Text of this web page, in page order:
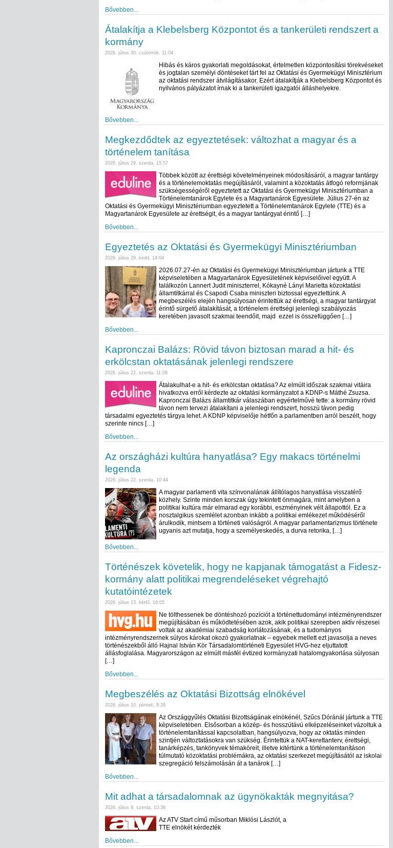
Bővebben...
Átalakítja a Klebelsberg Központot és a tankerületi rendszert a
kormány
2026. július 30. csütörtök, 11:04
Hibás és káros gyakorlati megoldásokat, értelmetlen központosítási törekvéseket
és jogtalan személyi döntéseket tárt fel az Oktatási és Gyermekügyi Minisztérium
az oktatási rendszer átvilágításakor. Ezért átalakítják a Klebelsberg Központot és
nyilvános pályázatot írnak ki a tankerületi igazgatói álláshelyekre.
Bővebben...
Megkezdődtek az egyeztetések: változhat a magyar és a
történelem tanítása
2026. július 29. szerda, 15:57
Többek között az érettségi követelményeinek módosításáról, a magyar tantárgy
és a történelemoktatás megújításáról, valamint a közoktatás átfogó reformjának
szükségességéről egyeztetett az Oktatási és Gyermekügyi Minisztériumban a
Történelemtanárok Egylete és a Magyartanárok Egyesülete. Július 27-én az
Oktatási és Gyermekügyi Minisztériumban egyeztetett a Történelemtanárok Egylete (TTE) és a
Magyartanárok Egyesülete az érettségit, és a magyar tantárgyat érintő […]
Bővebben...
Egyeztetés az Oktatási és Gyermekügyi Minisztériumban
2026. július 28. kedd, 14:04
2026.07.27-én az Oktatási és Gyermekügyi Minisztériumban jártunk a TTE
képviseletében a Magyartanárok Egyesületének képviselőivel együtt. A
találkozón Lannert Judit miniszterrel, Kókayné Lányi Marietta közoktatási
államtitkárral és Csapodi Csaba miniszteri biztossal egyeztettünk. A
megbeszélés elején hangsúlyosan érintettük az érettségi, a magyar tantárgyat
érintő sürgető átalakítását, a történelem érettségi jelenlegi szabályozás
keretében javasolt szakmai teendőit, majd ezzel is összefüggően […]
Bővebben...
Kapronczai Balázs: Rövid távon biztosan marad a hit- és
erkölcstan oktatásának jelenlegi rendszere
2026. július 22. szerda, 11:09
Átalakulhat-e a hit- és erkölcstan oktatása? Az elmúlt időszak szakmai vitáira
hivatkozva erről kérdezte az oktatási kormányzatot a KDNP-s Máthé Zsuzsa.
Kapronczai Balázs államtitkár válaszában egyértelművé tette: a kormány rövid
távon nem tervezi átalakítani a jelenlegi rendszert, hosszú távon pedig
társadalmi egyeztetés tárgya lehet. A KDNP képviselője hétfőn a parlamentben arról beszélt, hogy
szerinte nincs […]
Bővebben...
Az országházi kultúra hanyatlása? Egy makacs történelmi
legenda
2026. július 22. szerda, 10:44
A magyar parlamenti vita színvonalának állítólagos hanyatlása visszatérő
közhely. Szinte minden korszak úgy tekintett önmagára, mint amelyben a
politikai kultúra már elmarad egy korábbi, eszményinek vélt állapottól. Ez a
nosztalgikus szemlélet azonban inkább a politikai emlékezet működéséről
árulkodik, mintsem a történeti valóságról. A magyar parlamentarizmus története
ugyanis azt mutatja, hogy a személyeskedés, a durva retorika, […]
Bővebben...
Történészek követelik, hogy ne kapjanak támogatást a Fidesz-
kormány alatt politikai megrendeléseket végrehajtó
kutatóintézetek
2026. július 13. hétfő, 16:05
Ne tölthessenek be döntéshozó pozíciót a történettudományi intézményrendszer
megújításában és működtetésében azok, akik politikai szerepben aktív részesei
voltak az akadémiai szabadság korlátozásának, és a tudományos
intézményrendszernek súlyos károkat okozó gyakorlatnak – egyebek mellett ezt javasolja a neves
történészekből álló Hajnal István Kör Társadalomtörténeti Egyesület HVG-hez eljuttatott
állásfoglalása. Magyarországon az elmúlt másfél évtized kormányzati hatalomgyakorlása súlyosan
[…]
Bővebben...
Megbeszélés az Oktatási Bizottság elnökével
2026. július 10. péntek, 8:28
Az Országgyűlés Oktatási Bizottságának elnökénél, Szűcs Dóránál jártunk a TTE
képviseletében. Elsősorban a közép- és hosszútávú elképzeléseinket vázoltuk a
történelemtanítással kapcsolatban, hangsúlyozva, hogy az oktatás minden
szintjén változtatásokra van szükség. Érintettük a NAT-kerettanterv, érettségi,
tanárképzés, tankönyvek témaköreit, illetve kitértünk a történelemtanításon
túlmutató közoktatási problémákra, az oktatási szerkezet megújításától az iskolai
szegregáció felszámolásán át a tanárok […]
Bővebben...
Mit adhat a társadalomnak az ügynökakták megnyitása?
2026. július 8. szerda, 10:36
Az ATV Start című műsorban Miklósi Lászlót, a
TTE elnökét kérdezték
Bővebben...